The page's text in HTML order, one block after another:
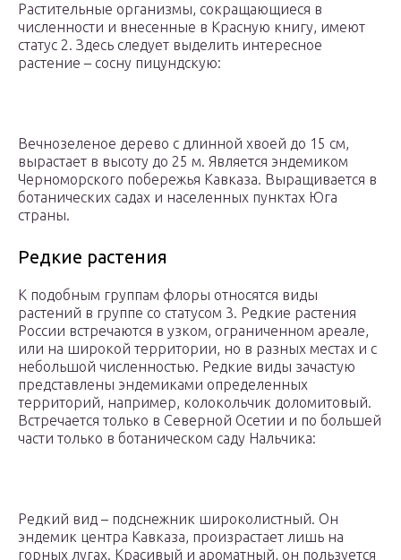
Растительные организмы, сокращающиеся в
численности и внесенные в Красную книгу, имеют
статус 2. Здесь следует выделить интересное
растение – сосну пицундскую:
Вечнозеленое дерево с длинной хвоей до 15 см,
вырастает в высоту до 25 м. Является эндемиком
Черноморского побережья Кавказа. Выращивается в
ботанических садах и населенных пунктах Юга
страны.
Редкие растения
К подобным группам флоры относятся виды
растений в группе со статусом 3. Редкие растения
России встречаются в узком, ограниченном ареале,
или на широкой территории, но в разных местах и с
небольшой численностью. Редкие виды зачастую
представлены эндемиками определенных
территорий, например, колокольчик доломитовый.
Встречается только в Северной Осетии и по большей
части только в ботаническом саду Нальчика:
Редкий вид – подснежник широколистный. Он
эндемик центра Кавказа, произрастает лишь на
горных лугах. Красивый и ароматный, он пользуется